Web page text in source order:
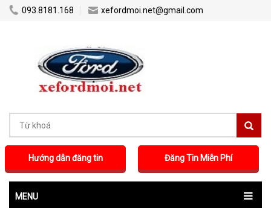
... 093.8181.168 xefordmoi.net@gmail.com
Đăng Tin Miễn Phí
Hướng dẫn đăng tin
MENU